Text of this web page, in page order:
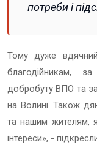
потреби і
Тому дуже
благодійникам,
добробуту ВПО та
на Волині. Також
та нашим жителям,
інтереси», -